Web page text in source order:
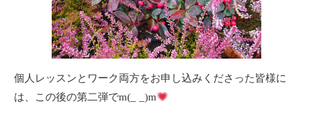
個人レッスンとワーク両方をお申し込みくださった皆様に
は、この後の第二弾でm(_ _)m